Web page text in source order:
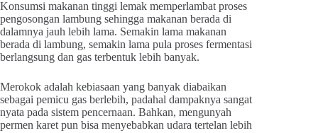
Konsumsi makanan tinggi lemak memperlambat proses
pengosongan lambung sehingga makanan berada di
dalamnya jauh lebih lama. Semakin lama makanan
berada di lambung, semakin lama pula proses fermentasi
berlangsung dan gas terbentuk lebih banyak.
Merokok adalah kebiasaan yang banyak diabaikan
sebagai pemicu gas berlebih, padahal dampaknya sangat
nyata pada sistem pencernaan. Bahkan, mengunyah
permen karet pun bisa menyebabkan udara tertelan lebih